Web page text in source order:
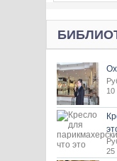
10
25